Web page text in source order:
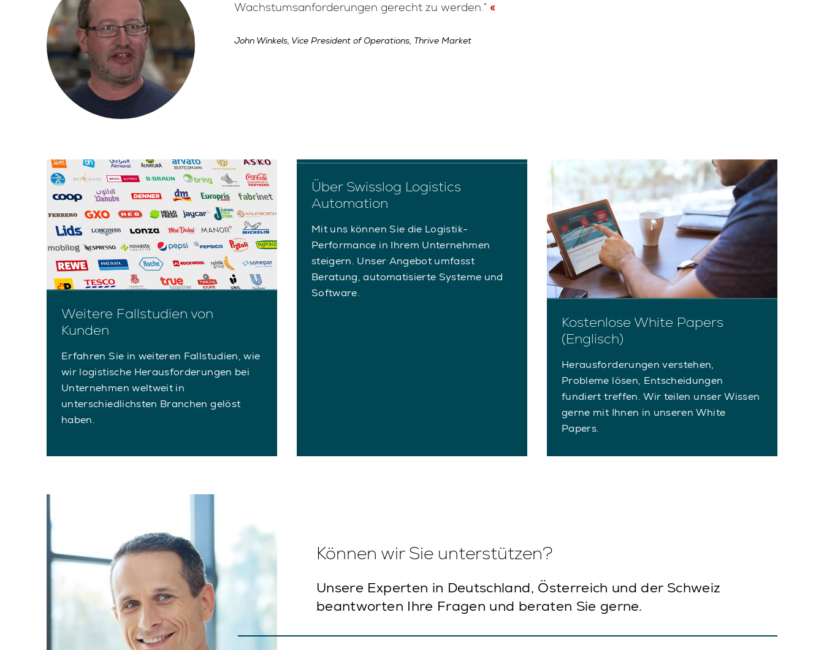
Wachstumsanforderungen gerecht zu werden.“
John Winkels, Vice President of Operations, Thrive Market
Weitere Fallstudien von
Kunden
Erfahren Sie in weiteren Fallstudien, wie
wir logistische Herausforderungen bei
Unternehmen weltweit in
unterschiedlichsten Branchen gelöst
haben.
Über Swisslog Logistics
Automation
Mit uns können Sie die Logistik-
Performance in Ihrem Unternehmen
steigern. Unser Angebot umfasst
Beratung, automatisierte Systeme und
Software.
Kostenlose White Papers
(Englisch)
Herausforderungen verstehen,
Probleme lösen, Entscheidungen
fundiert treffen. Wir teilen unser Wissen
gerne mit Ihnen in unseren White
Papers.
Können wir Sie unterstützen?
Unsere Experten in Deutschland, Österreich und der Schweiz
beantworten Ihre Fragen und beraten Sie gerne.